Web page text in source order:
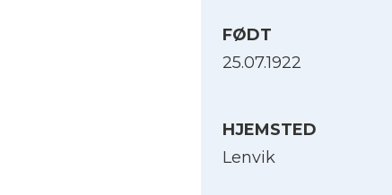
FØDT
25.07.1922
HJEMSTED
Lenvik